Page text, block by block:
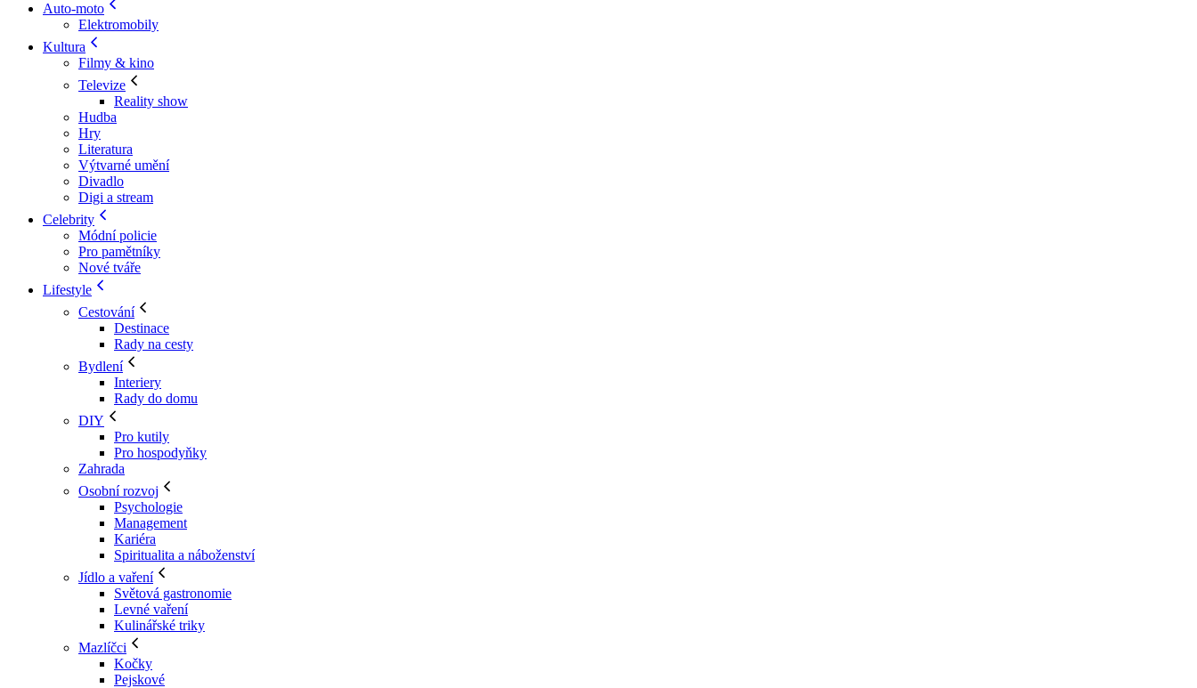
Auto-moto
Elektromobily
Kultura
Filmy & kino
Televize
Reality show
Hudba
Hry
Literatura
Výtvarné umění
Divadlo
Digi a stream
Celebrity
Módní policie
Pro pamětníky
Nové tváře
Lifestyle
Cestování
Destinace
Rady na cesty
Bydlení
Interiery
Rady do domu
DIY
Pro kutily
Pro hospodyňky
Zahrada
Osobní rozvoj
Psychologie
Management
Kariéra
Spiritualita a náboženství
Jídlo a vaření
Světová gastronomie
Levné vaření
Kulinářské triky
Mazlíčci
Kočky
Pejskové